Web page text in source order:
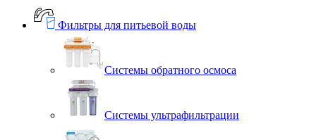
Фильтры для питьевой воды
Системы обратного осмоса
Системы ультрафильтрации